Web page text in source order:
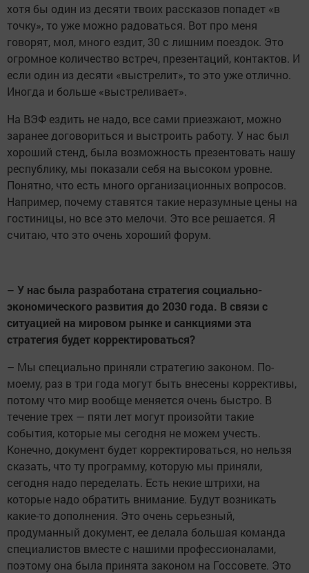
хотя бы один из десяти твоих рассказов попадет «в
точку», то уже можно радоваться. Вот про меня
говорят, мол, много ездит, 30 с лишним поездок. Это
огромное количество встреч, презентаций, контактов. И
если один из десяти «выстрелит», то это уже отлично.
Иногда и больше «выстреливает».
На ВЭФ ездить не надо, все сами приезжают, можно
заранее договориться и выстроить работу. У нас был
хороший стенд, была возможность презентовать нашу
республику, мы показали себя на высоком уровне.
Понятно, что есть много организационных вопросов.
Например, почему ставятся такие неразумные цены на
гостиницы, но все это мелочи. Это все решается. Я
считаю, что это очень хороший форум.
– У нас была разработана стратегия социально-
экономического развития до 2030 года. В связи с
ситуацией на мировом рынке и санкциями эта
стратегия будет корректироваться?
– Мы специально приняли стратегию законом. По-
моему, раз в три года могут быть внесены коррективы,
потому что мир вообще меняется очень быстро. В
течение трех — пяти лет могут произойти такие
события, которые мы сегодня не можем учесть.
Конечно, документ будет корректироваться, но нельзя
сказать, что ту программу, которую мы приняли,
сегодня надо переделать. Есть некие штрихи, на
которые надо обратить внимание. Будут возникать
какие-то дополнения. Это очень серьезный,
продуманный документ, ее делала большая команда
специалистов вместе с нашими профессионалами,
поэтому она была принята законом на Госсовете. Это